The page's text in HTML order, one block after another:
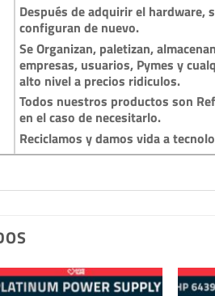
Después de adquirir el hardware,
configuran de nuevo.
Se Organizan, paletizan,
empresas, usuarios, Pymes y
alto nivel a precios ridiculos.
Todos nuestros productos son
en el caso de necesitarlo.
Reciclamos y damos vida a